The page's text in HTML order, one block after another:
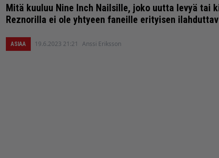
Mitä kuuluu Nine Inch Nailsille, joko uutta levyä tai
Reznorilla ei ole yhtyeen faneille erityisen
ASIAA 19.6.2023 21:21 Anssi Eriksson